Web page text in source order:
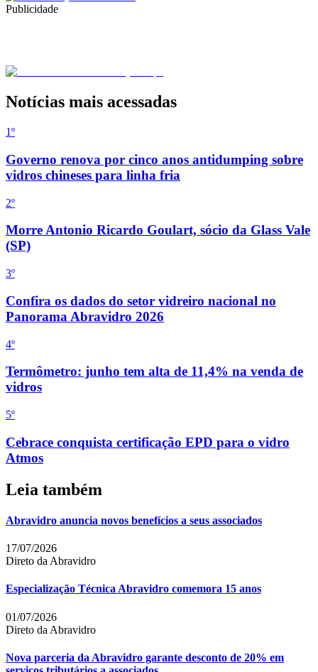
Publicidade
Notícias mais acessadas
1º
Governo renova por cinco anos antidumping sobre
vidros chineses para linha fria
2º
Morre Antonio Ricardo Goulart, sócio da Glass Vale
(SP)
3º
Confira os dados do setor vidreiro nacional no
Panorama Abravidro 2026
4º
Termômetro: junho tem alta de 11,4% na venda de
vidros
5º
Cebrace conquista certificação EPD para o vidro
Atmos
Leia também
Abravidro anuncia novos benefícios a seus associados
17/07/2026
Direto da Abravidro
Especialização Técnica Abravidro comemora 15 anos
01/07/2026
Direto da Abravidro
Nova parceria da Abravidro garante desconto de 20% em